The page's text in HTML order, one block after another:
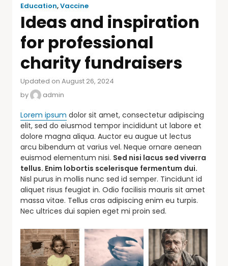
Education,Vaccine
Ideas and inspiration
for professional
charity fundraisers
Updated on August 26, 2024
by
admin
Lorem ipsum dolor sit amet, consectetur adipiscing
elit, sed do eiusmod tempor incididunt ut labore et
dolore magna aliqua. Auctor eu augue ut lectus
arcu bibendum at varius vel. Neque ornare aenean
euismod elementum nisi. Sed nisi lacus sed viverra
tellus. Enim lobortis scelerisque fermentum dui.
Nisl purus in mollis nunc sed id semper. Tincidunt id
aliquet risus feugiat in. Odio facilisis mauris sit amet
massa vitae. Tellus cras adipiscing enim eu turpis.
Nec ultrices dui sapien eget mi proin sed.